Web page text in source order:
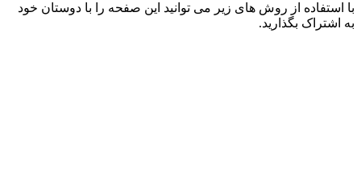
با استفاده از روش های زیر می توانید این صفحه را با دوستان خود
به اشتراک بگذارید.